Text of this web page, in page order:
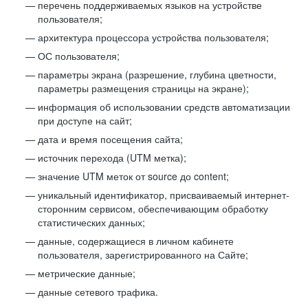
перечень поддерживаемых языков на устройстве
пользователя;
архитектура процессора устройства пользователя;
ОС пользователя;
параметры экрана (разрешение, глубина цветности,
параметры размещения страницы на экране);
информация об использовании средств автоматизации
при доступе на сайт;
дата и время посещения сайта;
источник перехода (UTM метка);
значение UTM меток от source до content;
уникальный идентификатор, присваиваемый интернет-
сторонним сервисом, обеспечивающим обработку
статистических данных;
данные, содержащиеся в личном кабинете
пользователя, зарегистрированного на Сайте;
метрические данные;
данные сетевого трафика.